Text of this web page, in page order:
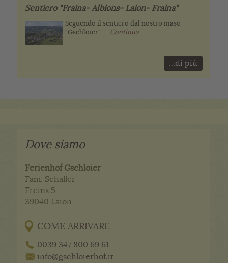
Sentiero "Fraina- Albions- Laion- Fraina"
Seguendo il sentiero dal nostro maso
"Gschloier" ... Continua
...di più
Dove siamo
Ferienhof Gschloier
Fam. Schaller
Freins 5
39040 Laion
COME ARRIVARE
0039 347 800 69 61
info@gschloierhof.it